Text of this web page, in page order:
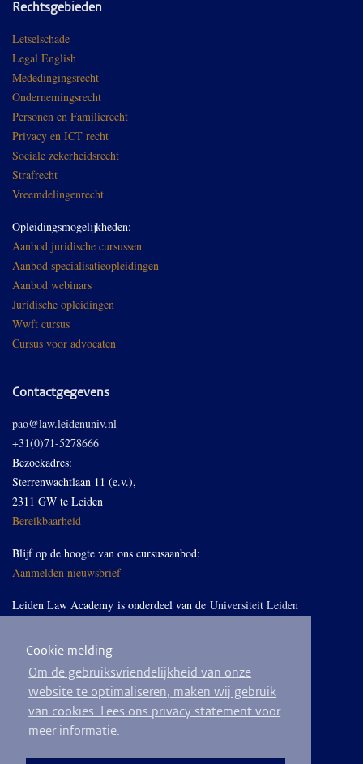
Cookie melding
Om de gebruiksvriendelijkheid van onze
website te optimaliseren, maken wij gebruik
van cookies. Lees ons privacy statement voor
meer informatie.
Rechtsgebieden
Letselschade
Legal English
Mededingingsrecht
Ondernemingsrecht
Personen en Familierecht
Privacy en ICT recht
Sociale zekerheidsrecht
Strafrecht
Vreemdelingenrecht
Opleidingsmogelijkheden:
Aanbod juridische cursussen
Aanbod specialisatieopleidingen
Aanbod webinars
Juridische opleidingen
Wwft cursus
Cursus voor advocaten
Contactgegevens
pao@law.leidenuniv.nl
+31(0)71-5278666
Bezoekadres:
Sterrenwachtlaan 11 (e.v.),
2311 GW te Leiden
Bereikbaarheid
Blijf op de hoogte van ons cursusaanbod:
Aanmelden nieuwsbrief
Leiden Law Academy is onderdeel van de Universiteit Leiden
Volg ons op LinkedIn
© 2026
Privacyverklaring
Algemene voorwaarden Sitemap